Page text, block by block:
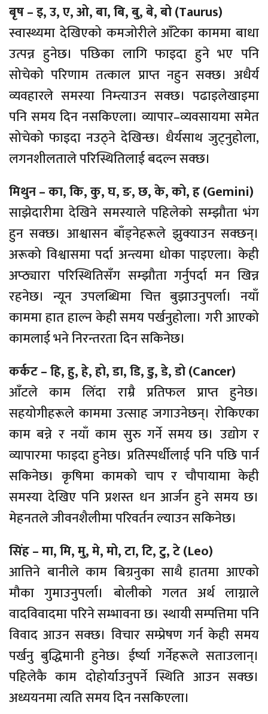
बृष – इ, उ, ए, ओ, बा, बि, बु, बे, बो (Taurus)
स्वास्थ्यमा देखिएको कमजोरीले आँटेका काममा बाधा
उत्पन्न हुनेछ। पछिका लागि फाइदा हुने भए पनि
सोचेको परिणाम तत्काल प्राप्त नहुन सक्छ। अधैर्य
व्यवहारले समस्या निम्त्याउन सक्छ। पढाइलेखाइमा
पनि समय दिन नसकिएला। व्यापार–व्यवसायमा समेत
सोचेको फाइदा नउठ्ने देखिन्छ। धैर्यसाथ जुट्नुहोला,
लगनशीलताले परिस्थितिलाई बदल्न सक्छ।
मिथुन – का, कि, कु, घ, ङ, छ, के, को, ह (Gemini)
साझेदारीमा देखिने समस्याले पहिलेको सम्झौता भंग
हुन सक्छ। आश्वासन बाँड्नेहरूले झुक्याउन सक्छन्।
अरूको विश्वासमा पर्दा अन्त्यमा धोका पाइएला। केही
अप्ठ्यारा परिस्थितिसँग सम्झौता गर्नुपर्दा मन खिन्न
रहनेछ। न्यून उपलब्धिमा चित्त बुझाउनुपर्ला। नयाँ
काममा हात हाल्न केही समय पर्खनुहोला। गरी आएको
कामलाई भने निरन्तरता दिन सकिनेछ।
कर्कट – हि, हु, हे, हो, डा, डि, डु, डे, डो (Cancer)
आँटले काम लिँदा राम्रै प्रतिफल प्राप्त हुनेछ।
सहयोगीहरूले काममा उत्साह जगाउनेछन्। रोकिएका
काम बन्ने र नयाँ काम सुरु गर्ने समय छ। उद्योग र
व्यापारमा फाइदा हुनेछ। प्रतिस्पर्धीलाई पनि पछि पार्न
सकिनेछ। कृषिमा कामको चाप र चौपायामा केही
समस्या देखिए पनि प्रशस्त धन आर्जन हुने समय छ।
मेहनतले जीवनशैलीमा परिवर्तन ल्याउन सकिनेछ।
सिंह – मा, मि, मु, मे, मो, टा, टि, टु, टे (Leo)
आत्तिने बानीले काम बिग्रनुका साथै हातमा आएको
मौका गुमाउनुपर्ला। बोलीको गलत अर्थ लाग्नाले
वादविवादमा परिने सम्भावना छ। स्थायी सम्पत्तिमा पनि
विवाद आउन सक्छ। विचार सम्प्रेषण गर्न केही समय
पर्खनु बुद्धिमानी हुनेछ। ईर्ष्या गर्नेहरूले सताउलान्।
पहिलेकै काम दोहोर्याउनुपर्ने स्थिति आउन सक्छ।
अध्ययनमा त्यति समय दिन नसकिएला।